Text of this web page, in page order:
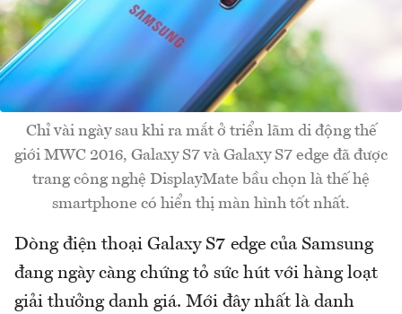
Chỉ vài ngày sau khi ra mắt ở triển lãm di động thế
giới MWC 2016, Galaxy S7 và Galaxy S7 edge đã được
trang công nghệ DisplayMate bầu chọn là thế hệ
smartphone có hiển thị màn hình tốt nhất.
Dòng điện thoại Galaxy S7 edge của Samsung
đang ngày càng chứng tỏ sức hút với hàng loạt
giải thưởng danh giá. Mới đây nhất là danh